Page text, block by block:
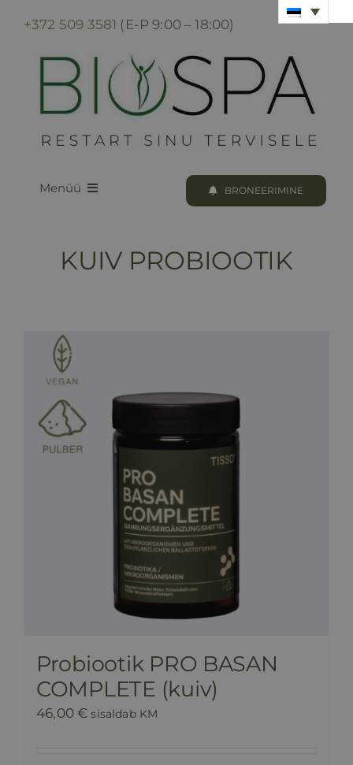
content
+372 509 3581 (E-P 9:00 – 18:00)
Menüü
KUURI BRONEERIMINE
HINNAKIRI
BLOGI
BRONEERIMINE
KUIV PROBIOOTIK
Probiootik PRO BASAN
COMPLETE (kuiv)
46,00€ sisaldab KM